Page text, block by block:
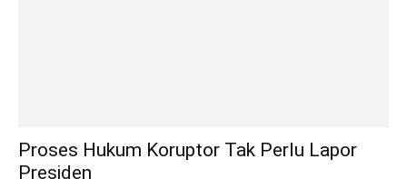
Proses Hukum Koruptor Tak Perlu Lapor
Presiden